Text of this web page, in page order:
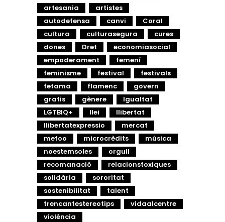
artesania
artistes
autodefensa
canvi
Coral
cultura
culturasegura
cures
dones
Dret
economiasocial
empoderament
femení
feminisme
festival
festivals
fetama
flamenc
govern
gratis
gènere
Igualtat
LGTBIQ+
llei
llibertat
llibertatexpressio
mercat
metoo
microcrèdits
música
noestemsoles
orgull
recomanació
relacionstoxiques
solidària
sororitat
sostenibilitat
talent
trencantestereotips
vidaalcentre
violència